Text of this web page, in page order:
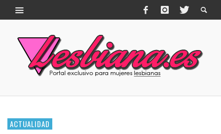
ACTUALIDAD